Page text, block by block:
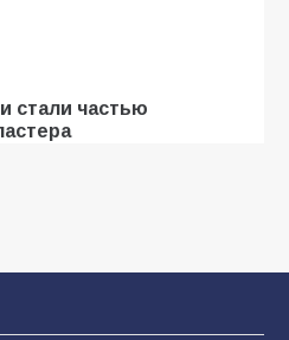
стали частью